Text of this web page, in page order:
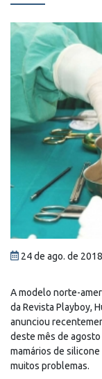
24 de ago. de 2018
A modelo norte-
da Revista Playboy,
anunciou
deste mês de
mamários de
muitos problemas.